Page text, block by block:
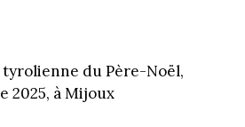
tyrolienne du Père-Noël,
2025, à Mijoux